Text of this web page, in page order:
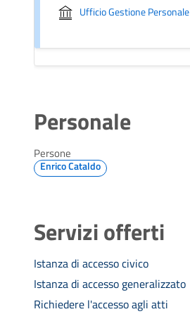
Ufficio Gestione Personale
Personale
Persone
Enrico Cataldo
Servizi offerti
Istanza di accesso civico
Istanza di accesso generalizzato
Richiedere l'accesso agli atti